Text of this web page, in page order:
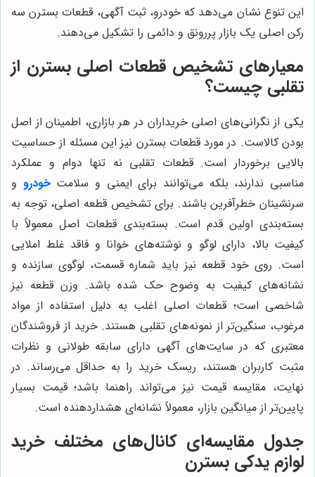
این تنوع نشان می‌دهد که خودرو، ثبت آگهی، قطعات بسترن سه
رکن اصلی یک بازار پررونق و دائمی را تشکیل می‌دهند.
معیارهای تشخیص قطعات اصلی بسترن از
تقلبی چیست؟
یکی از نگرانی‌های اصلی خریداران در هر بازاری، اطمینان از اصل
بودن کالاست. در مورد قطعات بسترن نیز این مسئله از حساسیت
بالایی برخوردار است. قطعات تقلبی نه تنها دوام و عملکرد
مناسبی ندارند، بلکه می‌توانند برای ایمنی و سلامتخودرو و
سرنشینان خطرآفرین باشند. برای تشخیص قطعه اصلی، توجه به
بسته‌بندی اولین قدم است. بسته‌بندی قطعات اصل معمولاً با
کیفیت بالا، دارای لوگو و نوشته‌های خوانا و فاقد غلط املایی
است. روی خود قطعه نیز باید شماره قسمت، لوگوی سازنده و
نشانه‌های کیفیت به وضوح حک شده باشد. وزن قطعه نیز
شاخصی است؛ قطعات اصلی اغلب به دلیل استفاده از مواد
مرغوب، سنگین‌تر از نمونه‌های تقلبی هستند. خرید از فروشندگان
معتبری که در سایت‌های آگهی دارای سابقه طولانی و نظرات
مثبت کاربران هستند، ریسک خرید را به حداقل می‌رساند. در
نهایت، مقایسه قیمت نیز می‌تواند راهنما باشد؛ قیمت بسیار
پایین‌تر از میانگین بازار، معمولاً نشانه‌ای هشداردهنده است.
جدول مقایسه‌ای کانال‌های مختلف خرید
لوازم یدکی بسترن